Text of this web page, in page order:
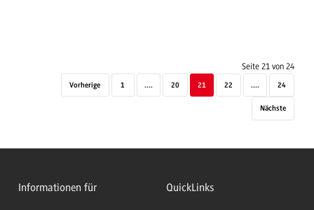
Seite 21 von 24
Vorherige 1 .... 20 21 22 .... 24
Nächste
Informationen für QuickLinks